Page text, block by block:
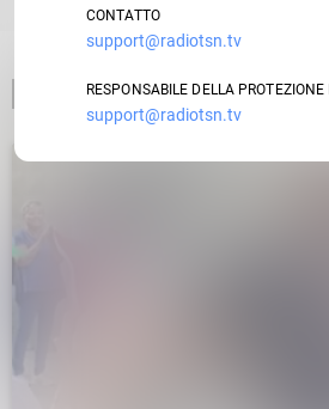
ARTICOLO PRECEDENTE
CONTATTO
support@radiotsn.tv
RESPONSABILE DELLA PROTEZIONE
support@radiotsn.tv